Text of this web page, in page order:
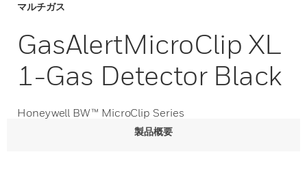
マルチガス
GasAlertMicroClip XL
1-Gas Detector Black
Honeywell BW™ MicroClip Series
製品概要